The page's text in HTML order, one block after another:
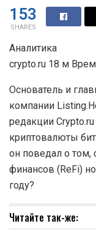
153
SHARES
Аналитика
crypto.ru 18 м
Основатель и
компании
редакции
криптовалюты
он поведал о том,
финансов (ReFi)
году?
Читайте так-же: